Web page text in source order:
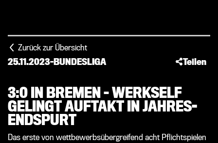
Zurück zur Übersicht
25.11.2023-BUNDESLIGA Teilen
3:0 IN BREMEN – WERKSELF
GELINGT AUFTAKT IN JAHRES-
ENDSPURT
Das erste von wettbewerbsübergreifend acht Pflichtspielen